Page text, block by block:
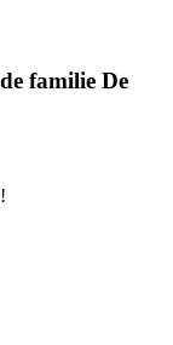
familie De